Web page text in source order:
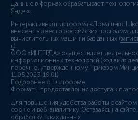
Данные в формах обрабатывает
Яндекс
Интерактивная платформа «Домашняя
внесена в реестр российских программ
вычислительных машин и баз данных (
г.).
ООО «ИНТЕРДА» осуществляет
информационных технологий (код вида
перечню, утверждённому Приказом
11.05.2023: 16.01)
Подробнее о платформе.
Форматы предоставления доступа к
Для повышения удобства работы с
cookie и веб-аналитику. Оставаясь на
обработку таких данных.